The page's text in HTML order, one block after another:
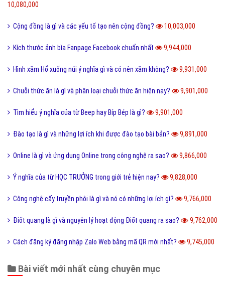
10,080,000
Cộng đồng là gì và các yếu tố tạo nên cộng đồng? 10,003,000
Kích thước ảnh bìa Fanpage Facebook chuẩn nhất 9,944,000
Hình xăm Hổ xuống núi ý nghĩa gì và có nên xăm không? 9,931,000
Chuỗi thức ăn là gì và phân loại chuỗi thức ăn hiện nay? 9,901,000
Tìm hiểu ý nghĩa của từ Beep hay Bíp Bép là gì? 9,901,000
Đào tạo là gì và những lợi ích khi được đào tạo bài bản? 9,891,000
Online là gì và ứng dụng Online trong công nghệ ra sao? 9,866,000
Ý nghĩa của từ HỌC TRƯỞNG trong giới trẻ hiện nay? 9,828,000
Công nghệ cấy truyền phôi là gì và nó có những lợi ích gì? 9,766,000
Điốt quang là gì và nguyên lý hoạt động Điốt quang ra sao? 9,762,000
Cách đăng ký đăng nhập Zalo Web bằng mã QR mới nhất? 9,745,000
Bài viết mới nhất cùng chuyên mục